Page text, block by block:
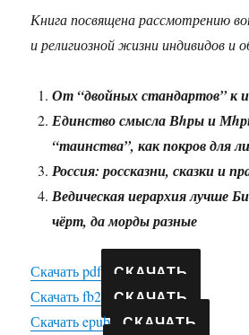
Книга посвящена рассмотрению
и религиозной жизни индивидов и
От “двойных стандартов” к
Единство смысла Вhры и
“таинства”, как покров для
Россия: россказни, сказки и
Ведическая иерархия лучше
чёрт, да морды разные
Скачать pdf СКАЧАТЬ
Скачать fb2 СКАЧАТЬ
Скачать epub СКАЧАТЬ